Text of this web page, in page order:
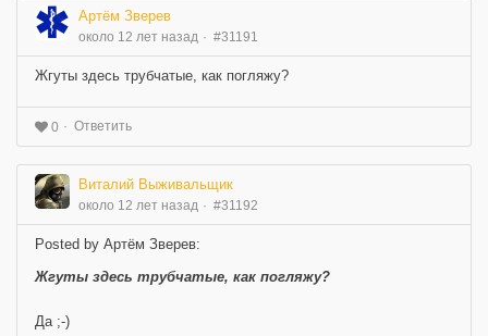
Артём Зверев
около 12 лет назад #31191
Жгуты здесь трубчатые, как погляжу?
0 Ответить
Виталий Выживальщик
около 12 лет назад #31192
Posted by Артём Зверев:
Жгуты здесь трубчатые, как погляжу?
Да ;-)